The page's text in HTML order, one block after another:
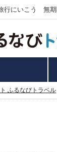
行にいこう 無期
ふるなびトラベル